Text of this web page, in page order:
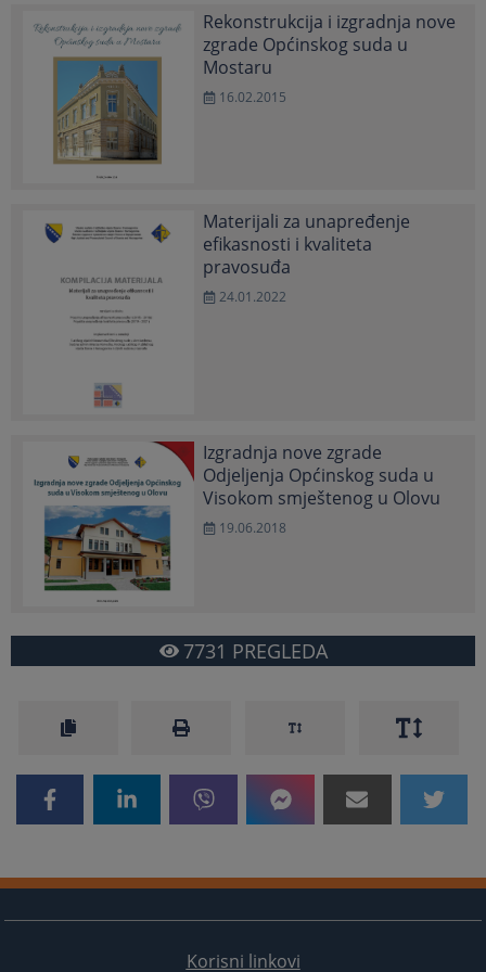
Rekonstrukcija i izgradnja nove
zgrade Općinskog suda u
Mostaru
16.02.2015
Materijali za unapređenje
efikasnosti i kvaliteta
pravosuđa
24.01.2022
Izgradnja nove zgrade
Odjeljenja Općinskog suda u
Visokom smještenog u Olovu
19.06.2018
7731 PREGLEDA
Korisni linkovi